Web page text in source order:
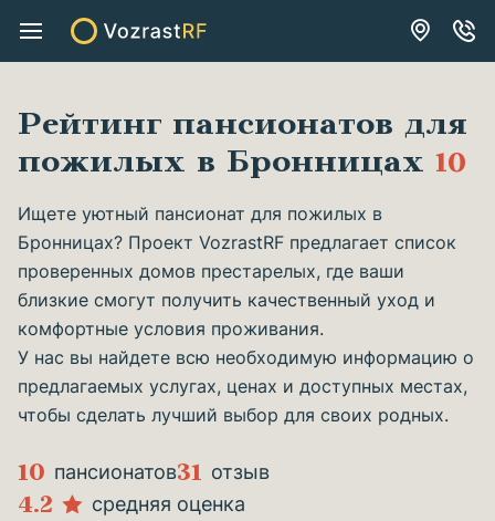
Рейтинг пансионатов для
пожилых в Бронницах 10
Ищете уютный пансионат для пожилых в
Бронницах? Проект VozrastRF предлагает список
проверенных домов престарелых, где ваши
близкие смогут получить качественный уход и
комфортные условия проживания.
У нас вы найдете всю необходимую информацию о
предлагаемых услугах, ценах и доступных местах,
чтобы сделать лучший выбор для своих родных.
10 пансионатов31 отзыв
4.2 средняя оценка